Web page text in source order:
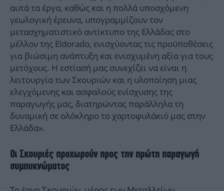
αυτά τα έργα, καθώς και η πολλά υποσχόμενη
γεωλογική έρευνα, υπογραμμίζουν τον
μετασχηματιστικό αντίκτυπο της Ελλάδας στο
μέλλον της Eldorado, ενισχύοντας τις προϋποθέσεις
για βιώσιμη ανάπτυξη και ενισχυμένη αξία για τους
μετόχους. Η εστίασή μας συνεχίζει να είναι η
λειτουργία των Σκουριών και η υλοποίηση μιας
ελεγχόμενης και ασφαλούς ενίσχυσης της
παραγωγής μας, διατηρώντας παράλληλα τη
δυναμική σε ολόκληρο το χαρτοφυλάκιό μας στην
Ελλάδα».
Οι Σκουριές προχωρούν προς την πρώτη παραγωγή
συμπυκνώματος